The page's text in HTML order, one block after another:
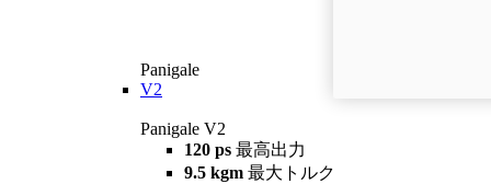
Panigale
V2
Panigale V2
120 ps 最高出力
9.5 kgm 最大トルク